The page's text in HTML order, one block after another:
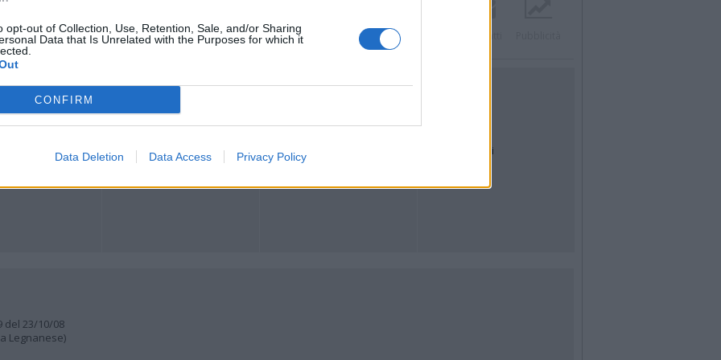
opt-out of Collection, Use, Retention, Sale, and/or Sharing
Data that Is Unrelated with the Purposes for which it
CONFIRM
Data Deletion Data Access Privacy Policy
Registrati Redazione Invia notizia Feed RSS Facebook Twitter
Animali
Articoli più letti
del 23/10/08
Legnanese)